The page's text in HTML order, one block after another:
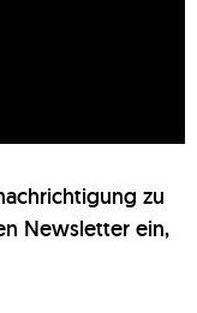
zu
Newsletter ein,